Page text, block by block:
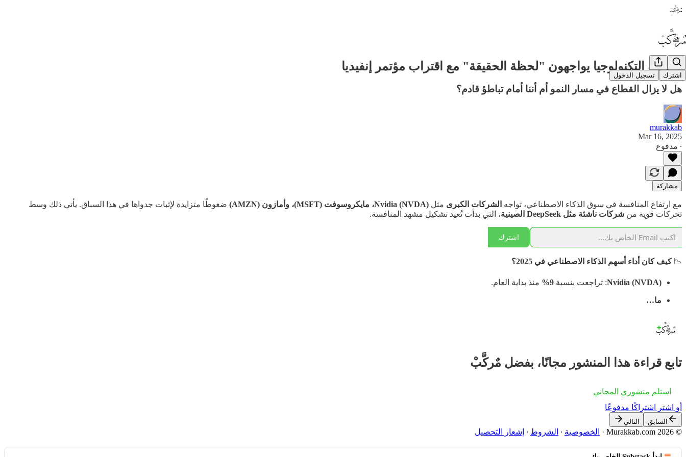
اشترك تسجيل الدخول
عمالقة التكنولوجيا يواجهون "لحظة الحقيقة" مع اقتراب مؤتمر إنفيديا
هل لا يزال القطاع في مسار النمو أم أننا أمام تباطؤ قادم؟
murakkab
Mar 16, 2025
∙ مدفوع
مشاركة
مع ارتفاع المنافسة في سوق الذكاء الاصطناعي، تواجه الشركات الكبرى مثل Nvidia (NVDA)، مايكروسوفت (MSFT)، وأمازون (AMZN)
ضغوطًا متزايدة لإثبات جدواها في هذا السباق. يأتي ذلك وسط
تحركات قوية من شركات ناشئة مثل DeepSeek الصينية ، التي بدأت تُعيد تشكيل مشهد المنافسة.
اشترك
📉كيف كان أداء أسهم الذكاء الاصطناعي في 2025؟
Nvidia (NVDA): تراجعت بنسبة 9% منذ بداية العام.
ما…
تابع قراءة هذا المنشور مجانًا، بفضل مٌركَّبْ
استلم منشوري المجاني
أو اشترِ اشتراكًا مدفوعًا
السابق التالي
© 2026 Murakkab.com
· الخصوصية ∙ الشروط ∙ إشعار التحصيل